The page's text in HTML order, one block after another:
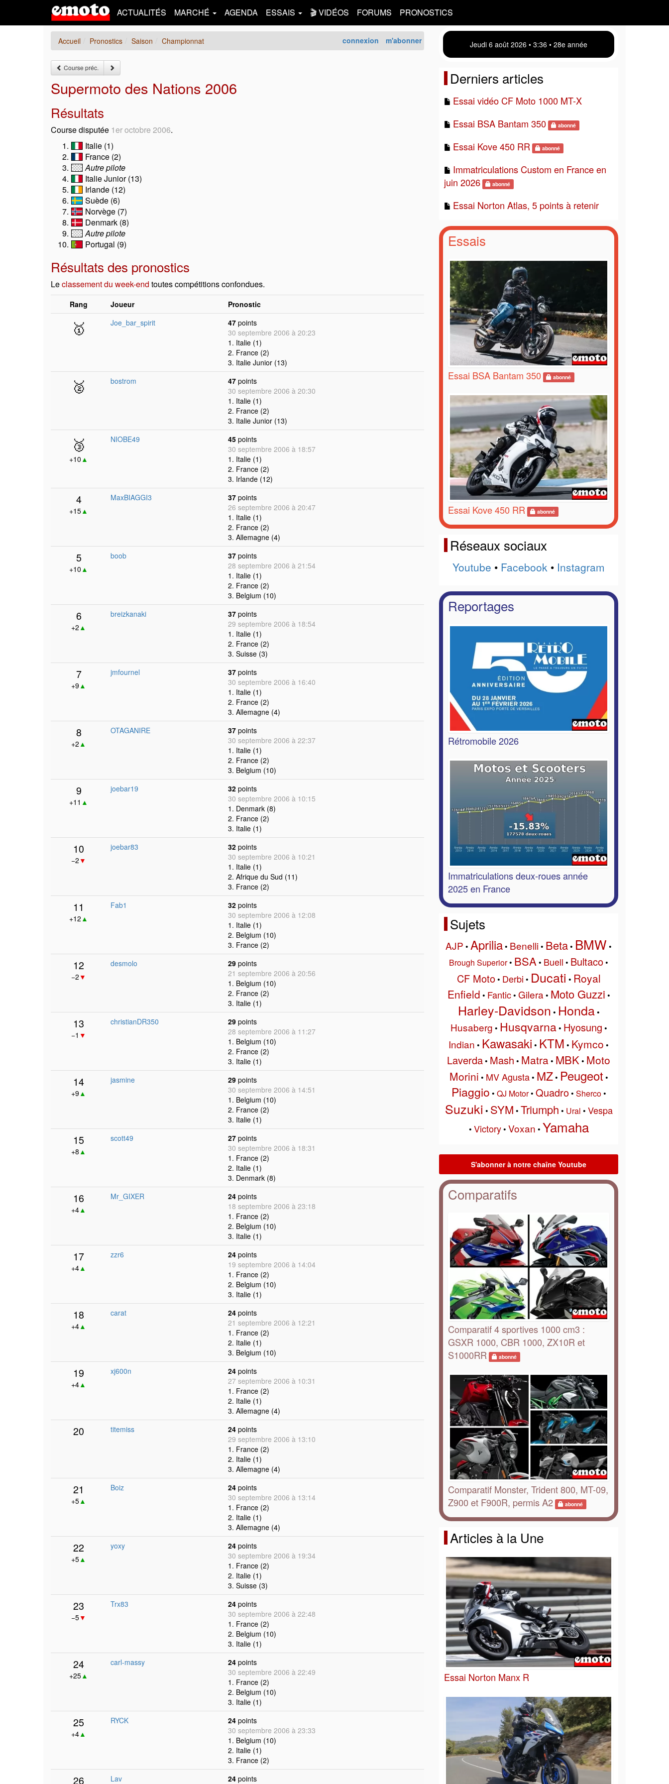
ACTUALITÉS MARCHÉ AGENDA ESSAIS 🎬 VIDÉOS FORUMS PRONOSTICS
connexion m'abonner
Accueil Pronostics Saison Championnat
Course préc.
Supermoto des Nations 2006
Résultats
Course disputée 1er octobre 2006.
Italie (1)
France (2)
Autre pilote
Italie Junior (13)
Irlande (12)
Suède (6)
Norvège (7)
Denmark (8)
Autre pilote
Portugal (9)
Résultats des pronostics
Leclassement du week-end toutes compétitions confondues.
Rang Joueur Pronostic
🥇 Joe_bar_spirit 47 points
30 septembre 2006 à 20:23
1. Italie (1)
2. France (2)
3. Italie Junior (13)
🥈 bostrom 47 points
30 septembre 2006 à 20:30
1. Italie (1)
2. France (2)
3. Italie Junior (13)
🥉
+10 ▲
NIOBE49 45 points
30 septembre 2006 à 18:57
1. Italie (1)
2. France (2)
3. Irlande (12)
4
+15▲
MaxBIAGGI3 37 points
26 septembre 2006 à 20:47
1. Italie (1)
2. France (2)
3. Allemagne (4)
5
+10 ▲
boob 37 points
28 septembre 2006 à 21:54
1. Italie (1)
2. France (2)
3. Belgium (10)
6
+2 ▲
breizkanaki 37 points
29 septembre 2006 à 18:54
1. Italie (1)
2. France (2)
3. Suisse (3)
7
+9▲
jmfournel 37 points
30 septembre 2006 à 16:40
1. Italie (1)
2. France (2)
3. Allemagne (4)
8
+2 ▲
OTAGANIRE 37 points
30 septembre 2006 à 22:37
1. Italie (1)
2. France (2)
3. Belgium (10)
9
+11 ▲
joebar19 32 points
30 septembre 2006 à 10:15
1. Denmark (8)
2. France (2)
3. Italie (1)
10
−2 ▼
joebar83 32 points
30 septembre 2006 à 10:21
1. Italie (1)
2. Afrique du Sud (11)
3. France (2)
11
+12 ▲
Fab1 32 points
30 septembre 2006 à 12:08
1. Italie (1)
2. Belgium (10)
3. France (2)
12
−2 ▼
desmolo 29 points
21 septembre 2006 à 20:56
1. Belgium (10)
2. France (2)
3. Italie (1)
13
−1 ▼
christianDR350 29 points
28 septembre 2006 à 11:27
1. Belgium (10)
2. France (2)
3. Italie (1)
14
+9▲
jasmine 29 points
30 septembre 2006 à 14:51
1. Belgium (10)
2. France (2)
3. Italie (1)
15
+8 ▲
scott49 27 points
30 septembre 2006 à 18:31
1. France (2)
2. Italie (1)
3. Denmark (8)
16
+4▲
Mr_GIXER 24 points
18 septembre 2006 à 23:18
1. France (2)
2. Belgium (10)
3. Italie (1)
17
+4▲
zzr6 24 points
19 septembre 2006 à 14:04
1. France (2)
2. Belgium (10)
3. Italie (1)
18
+4▲
carat 24 points
21 septembre 2006 à 12:21
1. France (2)
2. Italie (1)
3. Belgium (10)
19
+4▲
xj600n 24 points
27 septembre 2006 à 10:31
1. France (2)
2. Italie (1)
3. Allemagne (4)
20 titemiss 24 points
29 septembre 2006 à 13:10
1. France (2)
2. Italie (1)
3. Allemagne (4)
21
+5▲
Boiz 24 points
30 septembre 2006 à 13:14
1. France (2)
2. Italie (1)
3. Allemagne (4)
22
+5▲
yoxy 24 points
30 septembre 2006 à 19:34
1. France (2)
2. Italie (1)
3. Suisse (3)
23
−5▼
Trx83 24 points
30 septembre 2006 à 22:48
1. France (2)
2. Belgium (10)
3. Italie (1)
24
+25▲
carl-massy 24 points
30 septembre 2006 à 22:49
1. France (2)
2. Belgium (10)
3. Italie (1)
25
+4▲
RYCK 24 points
30 septembre 2006 à 23:33
1. Belgium (10)
2. Italie (1)
3. France (2)
26 Lav 24 points
Jeudi 6 août 2026 • 3 36 • 28e année
Derniers articles
Essai vidéo CF Moto 1000 MT-X
Essai BSA Bantam 350
abonné
Essai Kove 450 RR abonné
Immatriculations Custom en France en
juin 2026
abonné
Essai Norton Atlas, 5 points à retenir
Essais
Essai BSA Bantam 350 abonné
Essai Kove 450 RR abonné
Réseaux sociaux
Youtube • Facebook • Instagram
Reportages
Rétromobile 2026
Immatriculations deux-roues année
2025 en France
Sujets
AJP • Aprilia• Benelli• Beta• BMW •
Brough Superior• BSA • Buell • Bultaco•
CF Moto• Derbi • Ducati • Royal
Enfield • Fantic• Gilera • Moto Guzzi •
Harley-Davidson • Honda•
Husaberg • Husqvarna• Hyosung •
Indian • Kawasaki • KTM • Kymco •
Laverda• Mash • Matra• MBK • Moto
Morini • MV Agusta• MZ• Peugeot •
Piaggio • QJ Motor• Quadro• Sherco•
Suzuki • SYM • Triumph • Ural • Vespa
• Victory• Voxan • Yamaha
Comparatifs
Comparatif 4 sportives 1000 cm3 :
GSXR 1000, CBR 1000, ZX10R et
S1000RR
abonné
Comparatif Monster, Trident 800, MT-09,
Z900 et F900R, permis A2
abonné
Articles à la Une
Essai Norton Manx R